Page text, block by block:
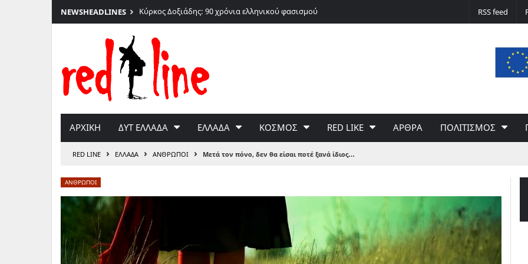
Μετάβαση
στο
περιεχόμενο
NEWSHEADLINES Κύρκος Δοξιάδης: 90 χρόνια ελληνικού φασισμού RSS feed
ΑΡΧΙΚΗ ΔΥΤ ΕΛΛΑΔΑ ΕΛΛΑΔΑ ΚΟΣΜΟΣ RED LIKE ΑΡΘΡΑ ΠΟΛΙΤΙΣΜΟΣ
RED LINE › ΕΛΛΑΔΑ › ΑΝΘΡΩΠΟΙ › Μετά τον πόνο, δεν θα είσαι ποτέ ξανά ίδιος…
ΑΝΘΡΩΠΟΙ